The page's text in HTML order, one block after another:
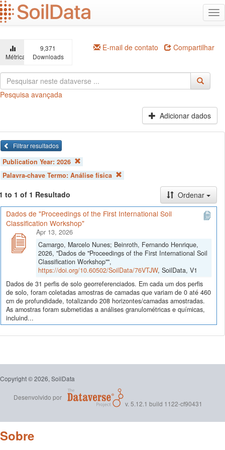
Ir
para
o
principal
Métricas
9,371
Downloads
E-mail de contato Compartilhar
Pesquisa avançada
Adicionar dados
Filtrar resultados
Publication Year: 2026
Palavra-chave Termo: Análise física
to 1 of 1 Resultado
Ordenar
Dados de "Proceedings of the First International Soil
Classification Workshop"
Apr 13, 2026
Camargo, Marcelo Nunes; Beinroth, Fernando Henrique,
2026, "Dados de "Proceedings of the First International Soil
Classification Workshop"",
https://doi.org/10.60502/SoilData/76VTJW, SoilData, V1
Dados de 31 perfis de solo georreferenciados. Em cada um dos perfis
de solo, foram coletadas amostras de camadas que variam de 0 até 460
cm de profundidade, totalizando 208 horizontes/camadas amostradas.
As amostras foram submetidas a análises granulométricas e químicas,
incluind...
Copyright © 2026, SoilData
Desenvolvido por
v. 5.12.1 build 1122-cf90431
Sobre